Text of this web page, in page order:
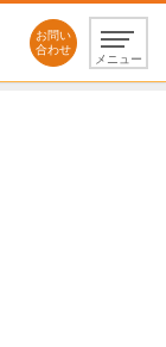
お問い
合わせ
メニュー